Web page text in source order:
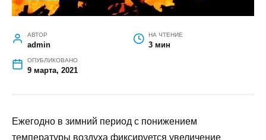
АВТОР
admin
НА ЧТЕНИЕ
3 мин
ОПУБЛИКОВАНО
9 марта, 2021
Ежегодно в зимний период с понижением
температуры воздуха фиксируется увеличение